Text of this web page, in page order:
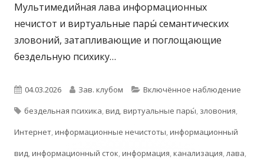
Мультимедийная лава информационных
нечистот и виртуальные пары́ семантических
зловоний, затапливающие и поглощающие
бездельную психику…
Опубликовано
04.03.2026 Автор
Зав. клубом Рубрики
Включённое наблюдение
Метки
бездельная психика,вид,виртуальные пары́, зловония,
Интернет,информационные нечистоты,информационный
вид,информационный сток,информация,канализация,лава,